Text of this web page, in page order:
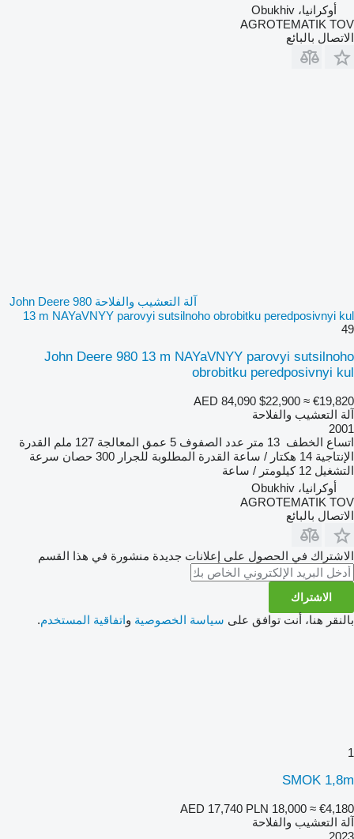
أوكرانيا، Obukhiv
AGROTEMATIK TOV
الاتصال بالبائع
آلة التعشيب والفلاحة John Deere 980
13 m NAYaVNYY parovyi sutsilnoho obrobitku peredposivnyi kul
49
John Deere 980 13 m NAYaVNYY parovyi sutsilnoho
obrobitku peredposivnyi kul
AED 84,090 $22,900 ≈ €19,820
آلة التعشيب والفلاحة
2001
اتساع الخطف 13 متر عدد الصفوف 5 عمق المعالجة 127 ملم
القدرة
الإنتاجية 14 هكتار / ساعة القدرة المطلوبة للجرار 300 حصان
سرعة
التشغيل 12 كيلومتر / ساعة
أوكرانيا، Obukhiv
AGROTEMATIK TOV
الاتصال بالبائع
الاشتراك في الحصول على إعلانات جديدة منشورة في هذا القسم
الاشتراك
بالنقر هنا، أنت توافق على سياسة الخصوصية واتفاقية المستخدم.
1
SMOK 1,8m
AED 17,740 PLN 18,000 ≈ €4,180
آلة التعشيب والفلاحة
2023